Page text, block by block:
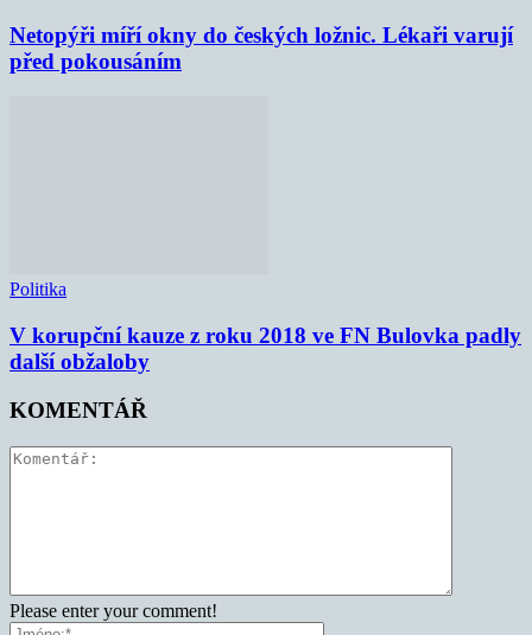
Netopýři míří okny do českých ložnic. Lékaři varují
před pokousáním
Politika
V korupční kauze z roku 2018 ve FN Bulovka padly
další obžaloby
KOMENTÁŘ
Please enter your comment!